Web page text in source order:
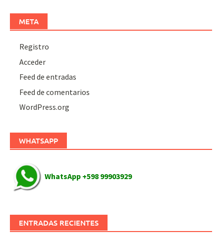
META
Registro
Acceder
Feed de entradas
Feed de comentarios
WordPress.org
WHATSAPP
WhatsApp +598 99903929
ENTRADAS RECIENTES